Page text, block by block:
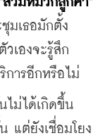
สวมหมวกลูกค้า”
มเธอมักตั้ง
เองจะรู้สึก
การอีกหรือไม่
ม่ได้เกิดขึ้น
แต่ยังเชื่อมโยง